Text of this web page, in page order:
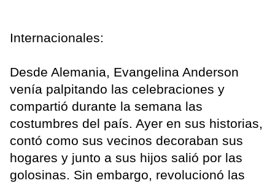
Internacionales:
Desde Alemania, Evangelina Anderson
venía palpitando las celebraciones y
compartió durante la semana las
costumbres del país. Ayer en sus historias,
contó como sus vecinos decoraban sus
hogares y junto a sus hijos salió por las
golosinas. Sin embargo, revolucionó las